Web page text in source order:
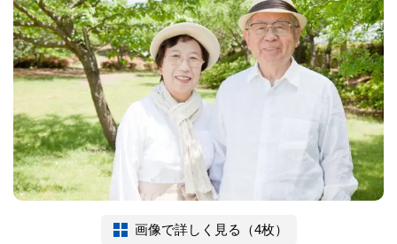
画像で詳しく見る（4枚）